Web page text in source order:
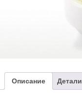
Описание Детали